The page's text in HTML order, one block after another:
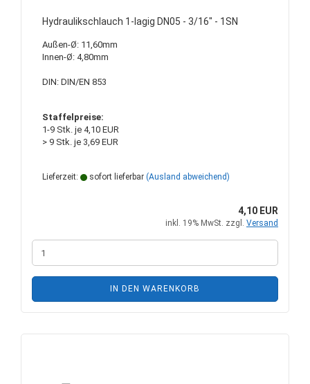
Hydraulikschlauch 1-lagig DN05 - 3/16" - 1SN
Außen-Ø: 11,60mm
Innen-Ø: 4,80mm
DIN: DIN/EN 853
Staffelpreise:
1-9 Stk. je 4,10 EUR
> 9 Stk. je 3,69 EUR
Lieferzeit: sofort lieferbar (Ausland abweichend)
4,10 EUR
inkl. 19% MwSt. zzgl. Versand
IN DEN WARENKORB